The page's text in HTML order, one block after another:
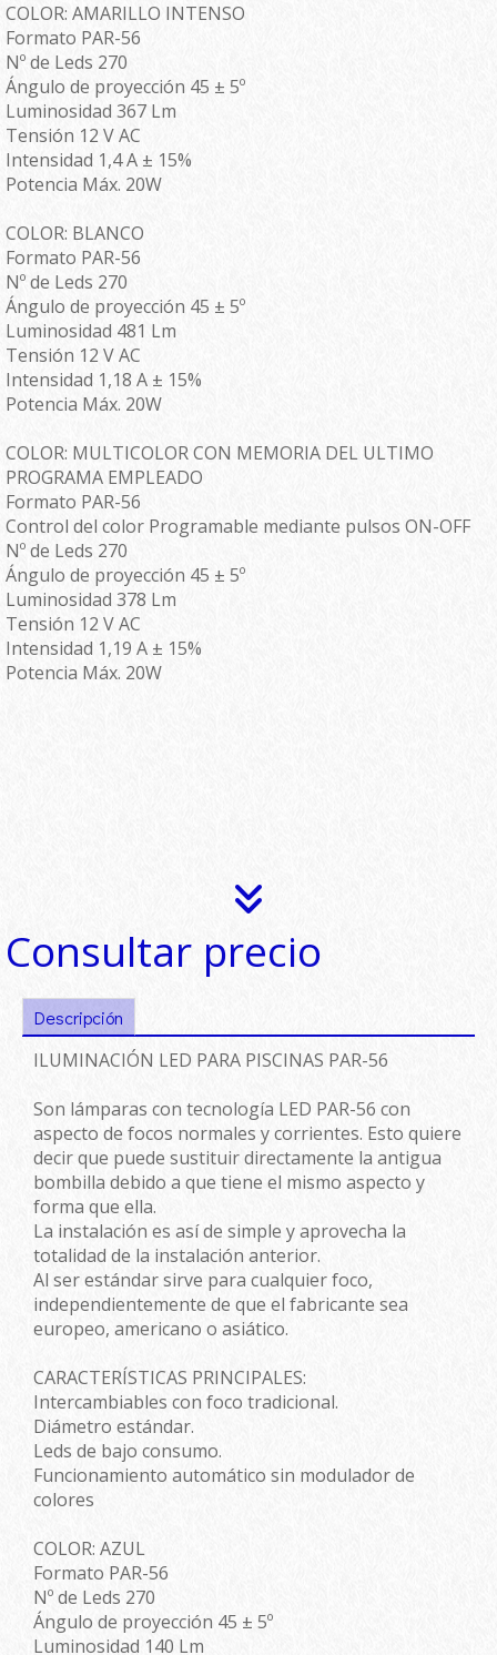
COLOR: AMARILLO INTENSO
Formato PAR-56
Nº de Leds 270
Ángulo de proyección 45 ± 5º
Luminosidad 367 Lm
Tensión 12 V AC
Intensidad 1,4 A ± 15%
Potencia Máx. 20W
COLOR: BLANCO
Formato PAR-56
Nº de Leds 270
Ángulo de proyección 45 ± 5º
Luminosidad 481 Lm
Tensión 12 V AC
Intensidad 1,18 A ± 15%
Potencia Máx. 20W
COLOR: MULTICOLOR CON MEMORIA DEL ULTIMO
PROGRAMA EMPLEADO
Formato PAR-56
Control del color Programable mediante pulsos ON-OFF
Nº de Leds 270
Ángulo de proyección 45 ± 5º
Luminosidad 378 Lm
Tensión 12 V AC
Intensidad 1,19 A ± 15%
Potencia Máx. 20W
Consultar precio
Descripción
ILUMINACIÓN LED PARA PISCINAS PAR-56
Son lámparas con tecnología LED PAR-56 con
aspecto de focos normales y corrientes. Esto quiere
decir que puede sustituir directamente la antigua
bombilla debido a que tiene el mismo aspecto y
forma que ella.
La instalación es así de simple y aprovecha la
totalidad de la instalación anterior.
Al ser estándar sirve para cualquier foco,
independientemente de que el fabricante sea
europeo, americano o asiático.
CARACTERÍSTICAS PRINCIPALES:
Intercambiables con foco tradicional.
Diámetro estándar.
Leds de bajo consumo.
Funcionamiento automático sin modulador de
colores
COLOR: AZUL
Formato PAR-56
Nº de Leds 270
Ángulo de proyección 45 ± 5º
Luminosidad 140 Lm